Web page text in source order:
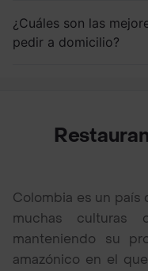
¿Cuáles son las
pedir a domicilio?
Colombia es un país
muchas culturas
manteniendo su
amazónico en el